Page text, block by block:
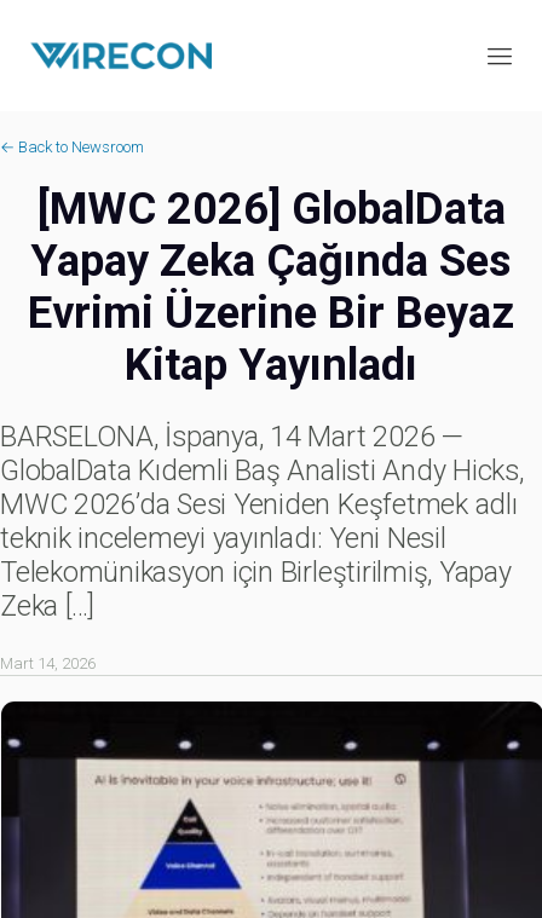
← Back to Newsroom
[MWC 2026] GlobalData
Yapay Zeka Çağında Ses
Evrimi Üzerine Bir Beyaz
Kitap Yayınladı
BARSELONA, İspanya, 14 Mart 2026 —
GlobalData Kıdemli Baş Analisti Andy Hicks,
MWC 2026’da Sesi Yeniden Keşfetmek adlı
teknik incelemeyi yayınladı: Yeni Nesil
Telekomünikasyon için Birleştirilmiş, Yapay
Zeka […]
Mart 14, 2026